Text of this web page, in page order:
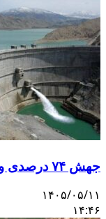
جهش ۷۴ درصدی ورودی آب به سدها
۱۴۰۵/۰۵/۱۱
۱۴:۴۶